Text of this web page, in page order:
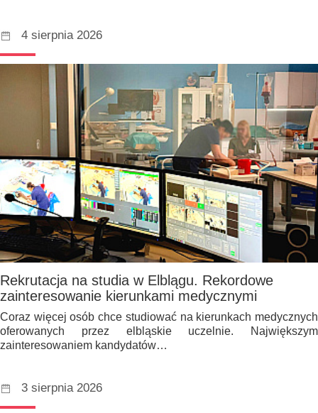
4 sierpnia 2026
Rekrutacja na studia w Elblągu. Rekordowe
zainteresowanie kierunkami medycznymi
Coraz więcej osób chce studiować na kierunkach medycznych
oferowanych przez elbląskie uczelnie. Największym
zainteresowaniem kandydatów…
3 sierpnia 2026